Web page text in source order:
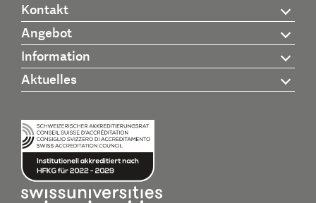
Kontakt
Angebot
Information
Aktuelles